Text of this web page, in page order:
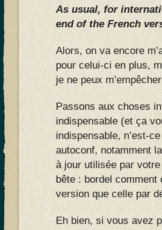
As usual, for
end of the French
Alors, on va encore
pour celui-ci en plus,
je ne peux
Passons aux choses
indispensable (et ça
indispensable, n’est-
autoconf, notamment
à jour utilisée par
bête : bordel comment
version que celle par
Eh bien, si vous avez